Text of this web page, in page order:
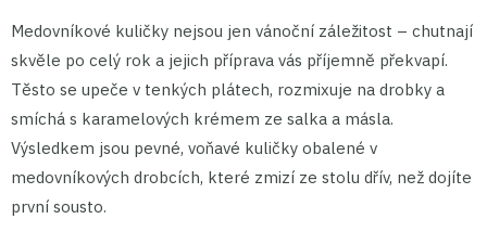
Medovníkové kuličky nejsou jen vánoční záležitost – chutnají
skvěle po celý rok a jejich příprava vás příjemně překvapí.
Těsto se upeče v tenkých plátech, rozmixuje na drobky a
smíchá s karamelových krémem ze salka a másla.
Výsledkem jsou pevné, voňavé kuličky obalené v
medovníkových drobcích, které zmizí ze stolu dřív, než dojíte
první sousto.